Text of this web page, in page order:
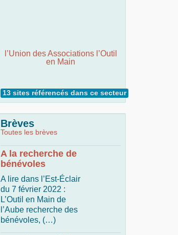
l’Union des Associations l’Outil
en Main
13 sites référencés dans ce secteur
Brèves
Toutes les brèves
A la recherche de
bénévoles
A lire dans l’Est-Éclair
du 7 février 2022 :
L’Outil en Main de
l’Aube recherche des
bénévoles, (…)